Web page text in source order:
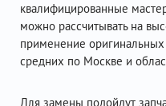
квалифицированные
можно рассчитывать на
применение
средних по Москве и
Для замены подойдут